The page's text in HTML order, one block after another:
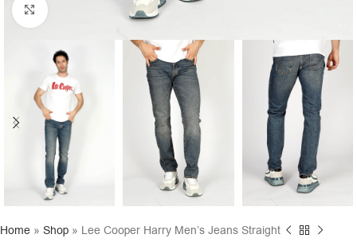
Click to enlarge
Home » Shop » Lee Cooper Harry Men’s Jeans Straight